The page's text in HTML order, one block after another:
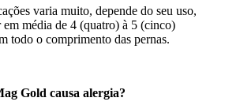
varia muito, depende do seu uso,
média de 4 (quatro) à 5 (cinco)
todo o comprimento das pernas.
Gold causa alergia?